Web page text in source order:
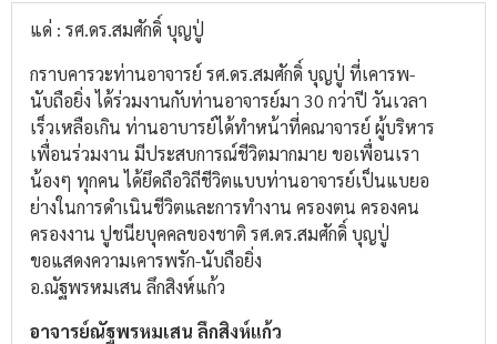
แด่ : รศ.ดร.สมศักดิ์ บุญปู่
กราบคารวะท่านอาจารย์ รศ.ดร.สมศักดิ์ บุญปู่ ที่เคารพ-
นับถือยิ่ง ได้ร่วมงานกับท่านอาจารย์มา 30 กว่าปี วันเวลา
เร็วเหลือเกิน ท่านอาบารย์ได้ทำหน้าที่คณาจารย์ ผู้บริหาร
เพื่อนร่วมงาน มีประสบการณ์ชีวิตมากมาย ขอเพื่อนเรา
น้องๆ ทุกคน ได้ยึดถือวิถีชีวิตแบบท่านอาจารย์เป็นแบยอ
ย่างในการดำเนินชีวิตและการทำงาน ครองตน ครองคน
ครองงาน ปูชนียบุคคลของชาติ รศ.ดร.สมศักดิ์ บุญปู่
ขอแสดงความเคารพรัก-นับถือยิ่ง
อ.ณัฐพรหมเสน ลึกสิงห์แก้ว
อาจารย์ณัฐพรหมเสน ลึกสิงห์แก้ว